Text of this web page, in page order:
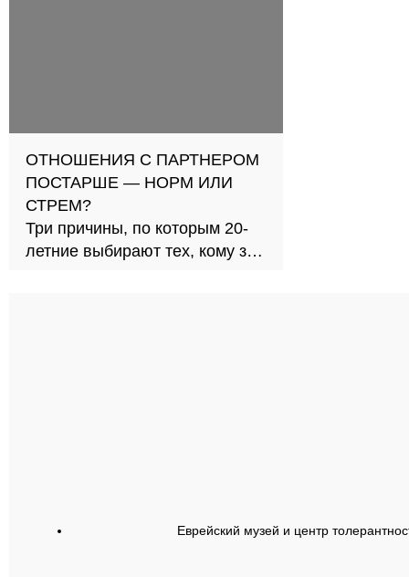
ОТНОШЕНИЯ С ПАРТНЕРОМ
ПОСТАРШЕ — НОРМ ИЛИ
СТРЕМ?
Три причины, по которым 20-
летние выбирают тех, кому за
Еврейский музей и центр